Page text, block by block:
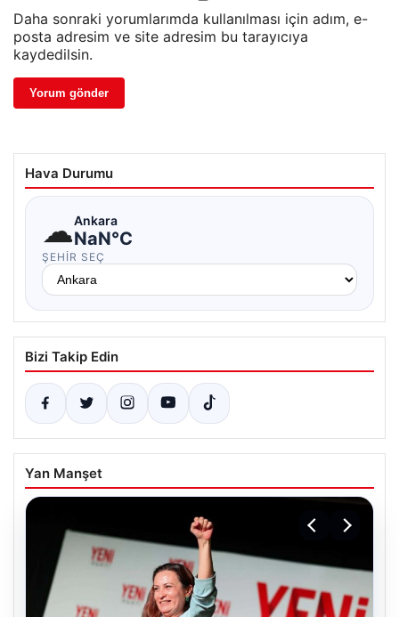
Daha sonraki yorumlarımda kullanılması için adım, e-
posta adresim ve site adresim bu tarayıcıya
kaydedilsin.
Hava Durumu
☁Ankara
NaN°C
ŞEHIR SEÇ
Bizi Takip Edin
Yan Manşet